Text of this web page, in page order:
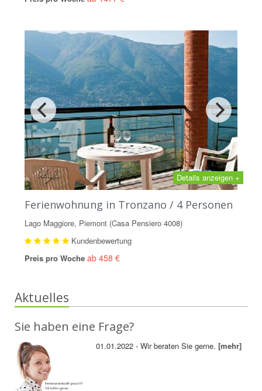
Details anzeigen +
Ferienwohnung in Tronzano / 4 Personen
Lago Maggiore, Piemont (Casa Pensiero 4008)
Kundenbewertung
Preis pro Woche ab 458 €
Aktuelles
Sie haben eine Frage?
01.01.2022 - Wir beraten Sie gerne.[mehr]